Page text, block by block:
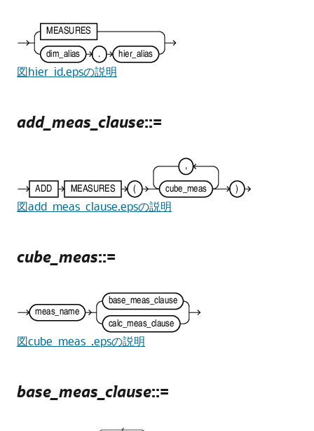
図hier_id.epsの説明
add_meas_clause::=
図add_meas_clause.epsの説明
cube_meas::=
図cube_meas_.epsの説明
base_meas_clause::=